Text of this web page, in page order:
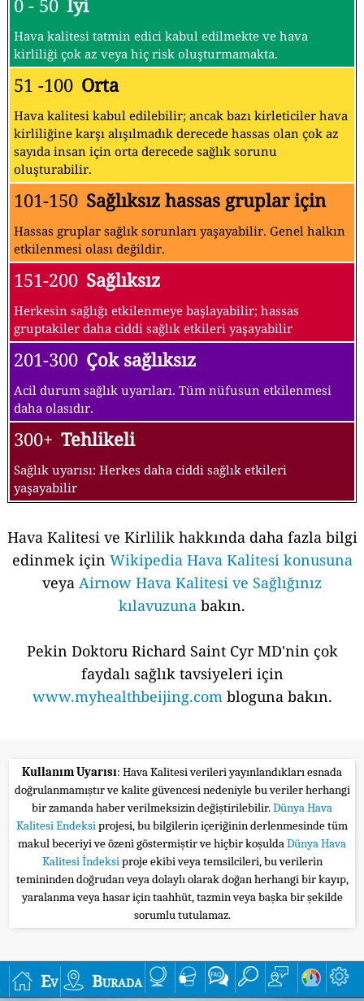
0 - 50 İyi
Hava kalitesi tatmin edici kabul edilmekte ve hava
kirliliği çok az veya hiç risk oluşturmamakta.
51 -100 Orta
Hava kalitesi kabul edilebilir; ancak bazı kirleticiler hava
kirliliğine karşı alışılmadık derecede hassas olan çok az
sayıda insan için orta derecede sağlık sorunu
oluşturabilir.
101-150 Sağlıksız hassas gruplar için
Hassas gruplar sağlık sorunları yaşayabilir. Genel halkın
etkilenmesi olası değildir.
151-200 Sağlıksız
Herkesin sağlığı etkilenmeye başlayabilir; hassas
gruptakiler daha ciddi sağlık etkileri yaşayabilir
201-300 Çok sağlıksız
Acil durum sağlık uyarıları. Tüm nüfusun etkilenmesi
daha olasıdır.
300+ Tehlikeli
Sağlık uyarısı: Herkes daha ciddi sağlık etkileri
yaşayabilir
Hava Kalitesi ve Kirlilik hakkında daha fazla bilgi
edinmek için Wikipedia Hava Kalitesi konusuna
veya Airnow Hava Kalitesi ve Sağlığınız
kılavuzuna bakın.
Pekin Doktoru Richard Saint Cyr MD'nin çok
faydalı sağlık tavsiyeleri için
www.myhealthbeijing.combloguna bakın.
Kullanım Uyarısı: Hava Kalitesi verileri yayınlandıkları esnada
doğrulanmamıştır ve kalite güvencesi nedeniyle bu veriler herhangi
bir zamanda haber verilmeksizin değiştirilebilir.Dünya Hava
Kalitesi Endeksiprojesi, bu bilgilerin içeriğinin derlenmesinde tüm
makul beceriyi ve özeni göstermiştir ve hiçbir koşuldaDünya Hava
Kalitesi İndeksiproje ekibi veya temsilcileri, bu verilerin
temininden doğrudan veya dolaylı olarak doğan herhangi bir kayıp,
yaralanma veya hasar için taahhüt, tazmin veya başka bir şekilde
sorumlu tutulamaz.
Ev Burada